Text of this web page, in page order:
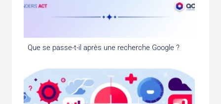
Que se passe-t-il après une recherche Google ?